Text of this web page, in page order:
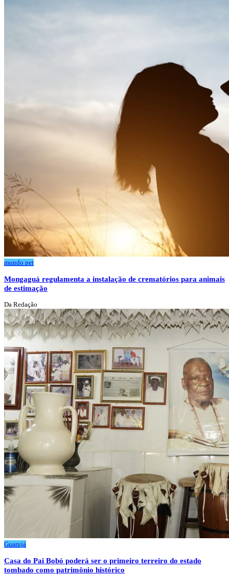
mundo pet
Mongaguá regulamenta a instalação de crematórios para animais
de estimação
Da Redação
Guarujá
Casa do Pai Bobó poderá ser o primeiro terreiro do estado
tombado como patrimônio histórico